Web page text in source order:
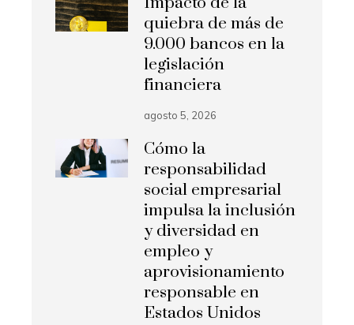
quiebra de más de
9.000 bancos en la
legislación
financiera
agosto 5, 2026
Cómo la
responsabilidad
social empresarial
impulsa la inclusión
y diversidad en
empleo y
aprovisionamiento
responsable en
Estados Unidos